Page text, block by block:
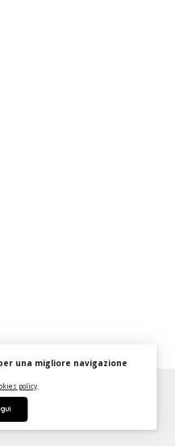
una migliore navigazione
policy.